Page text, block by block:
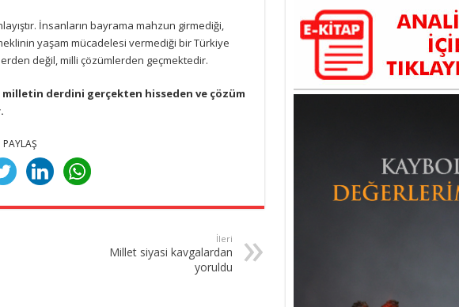
İnsanların bayrama mahzun girmediği,
yaşam mücadelesi vermediği bir Türkiye
değil, milli çözümlerden geçmektedir.
derdini gerçekten hisseden ve çözüm
PAYLAŞ
İleri
Millet siyasi kavgalardan
yoruldu